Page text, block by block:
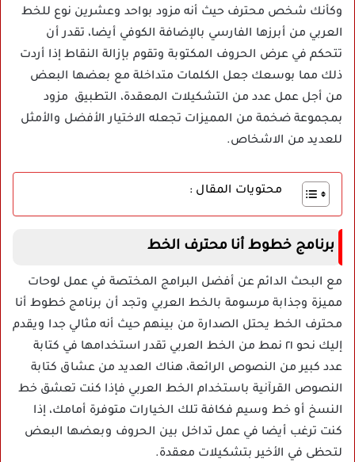
وكأنك شخص محترف حيث أنه مزود بواحد وعشرين نوع للخط
العربي من أبرزها الفارسي بالإضافة الكوفي أيضا، تقدر أن
تتحكم في عرض الحروف المكتوبة وتقوم بإزالة النقاط إذا أردت
ذلك مما بوسعك جعل الكلمات متداخلة مع بعضها البعض
من أجل عمل عدد من التشكيلات المعقدة، التطبيق مزود
بمجموعة ضخمة من المميزات تجعله الاختيار الأفضل والأمثل
للعديد من الاشخاص.
محتويات المقال :
برنامج خطوط أنا محترف الخط
مع البحث الدائم عن أفضل البرامج المختصة في عمل لوحات
مميزة وجذابة مرسومة بالخط العربي وتجد أن برنامج خطوط أنا
محترف الخط يحتل الصدارة من بينهم حيث أنه مثالي جدا ويقدم
إليك نحو ٢١ نمط من الخط العربي تقدر استخدامها في كتابة
عدد كبير من النصوص الرائعة، هناك العديد من عشاق كتابة
النصوص القرآنية باستخدام الخط العربي فإذا كنت تعشق خط
النسخ أو خط وسيم فكافة تلك الخيارات متوفرة أمامك، إذا
كنت ترغب أيضا في عمل تداخل بين الحروف وبعضها البعض
لتحظى في الأخير بتشكيلات معقدة.